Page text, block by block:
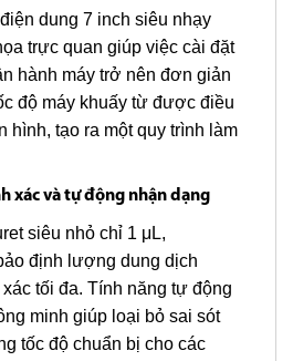
dung 7 inch siêu nhạy
trực quan giúp việc cài đặt
hành máy trở nên đơn giản
độ máy khuấy từ được điều
hình, tạo ra một quy trình làm
xác và tự động nhận dạng
siêu nhỏ chỉ 1 μL,
định lượng dung dịch
tối đa. Tính năng tự động
minh giúp loại bỏ sai sót
tốc độ chuẩn bị cho các